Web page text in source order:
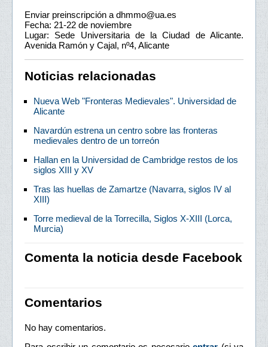
Enviar preinscripción a dhmmo@ua.es
Fecha: 21-22 de noviembre
Lugar: Sede Universitaria de la Ciudad de Alicante.
Avenida Ramón y Cajal, nº4, Alicante
Noticias relacionadas
Nueva Web "Fronteras Medievales". Universidad de
Alicante
Navardún estrena un centro sobre las fronteras
medievales dentro de un torreón
Hallan en la Universidad de Cambridge restos de los
siglos XIII y XV
Tras las huellas de Zamartze (Navarra, siglos IV al
XIII)
Torre medieval de la Torrecilla, Siglos X-XIII (Lorca,
Murcia)
Comenta la noticia desde Facebook
Comentarios
No hay comentarios.